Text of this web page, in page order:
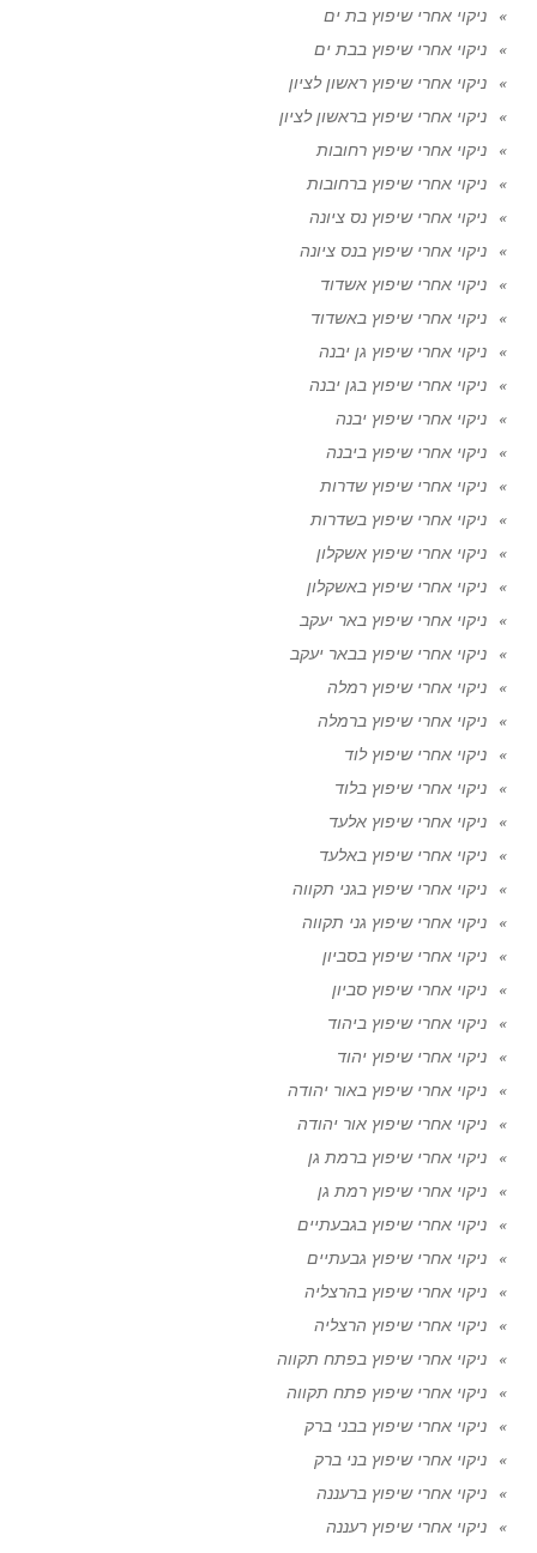
ניקוי אחרי שיפוץ בת ים
ניקוי אחרי שיפוץ בבת ים
ניקוי אחרי שיפוץ ראשון לציון
ניקוי אחרי שיפוץ בראשון לציון
ניקוי אחרי שיפוץ רחובות
ניקוי אחרי שיפוץ ברחובות
ניקוי אחרי שיפוץ נס ציונה
ניקוי אחרי שיפוץ בנס ציונה
ניקוי אחרי שיפוץ אשדוד
ניקוי אחרי שיפוץ באשדוד
ניקוי אחרי שיפוץ גן יבנה
ניקוי אחרי שיפוץ בגן יבנה
ניקוי אחרי שיפוץ יבנה
ניקוי אחרי שיפוץ ביבנה
ניקוי אחרי שיפוץ שדרות
ניקוי אחרי שיפוץ בשדרות
ניקוי אחרי שיפוץ אשקלון
ניקוי אחרי שיפוץ באשקלון
ניקוי אחרי שיפוץ באר יעקב
ניקוי אחרי שיפוץ בבאר יעקב
ניקוי אחרי שיפוץ רמלה
ניקוי אחרי שיפוץ ברמלה
ניקוי אחרי שיפוץ לוד
ניקוי אחרי שיפוץ בלוד
ניקוי אחרי שיפוץ אלעד
ניקוי אחרי שיפוץ באלעד
ניקוי אחרי שיפוץ בגני תקווה
ניקוי אחרי שיפוץ גני תקווה
ניקוי אחרי שיפוץ בסביון
ניקוי אחרי שיפוץ סביון
ניקוי אחרי שיפוץ ביהוד
ניקוי אחרי שיפוץ יהוד
ניקוי אחרי שיפוץ באור יהודה
ניקוי אחרי שיפוץ אור יהודה
ניקוי אחרי שיפוץ ברמת גן
ניקוי אחרי שיפוץ רמת גן
ניקוי אחרי שיפוץ בגבעתיים
ניקוי אחרי שיפוץ גבעתיים
ניקוי אחרי שיפוץ בהרצליה
ניקוי אחרי שיפוץ הרצליה
ניקוי אחרי שיפוץ בפתח תקווה
ניקוי אחרי שיפוץ פתח תקווה
ניקוי אחרי שיפוץ בבני ברק
ניקוי אחרי שיפוץ בני ברק
ניקוי אחרי שיפוץ ברעננה
ניקוי אחרי שיפוץ רעננה